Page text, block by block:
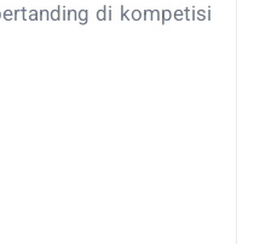
di kompetisi